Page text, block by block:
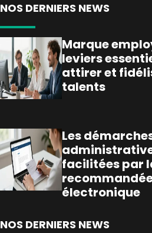
NOS DERNIERS NEWS
Marque
leviers
attirer et
talents
Les
facilitées par
électronique
NOS DERNIERS NEWS